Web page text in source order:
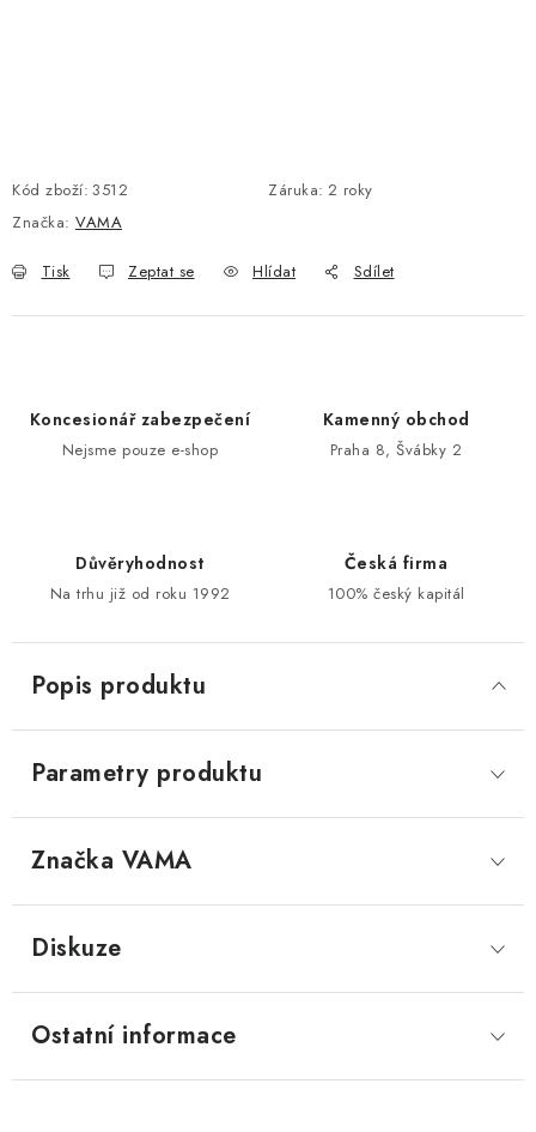
Zabezpečení firem (administrativních budov) a tovarních
komplexů
Obchodní podmínky
Bezpečnostní třídy
Kód zboží: 3512 Záruka: 2 roky
Značka: VAMA
Tisk Zeptat se Hlídat Sdílet
Koncesionář zabezpečení
Nejsme pouze e-shop
Kamenný obchod
Praha 8, Švábky 2
Důvěryhodnost
Na trhu již od roku 1992
Česká firma
100% český kapitál
Popis produktu
Parametry produktu
Značka VAMA
Diskuze
Ostatní informace